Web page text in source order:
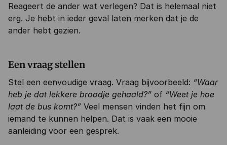
Reageert de ander wat verlegen? Dat is helemaal niet
erg. Je hebt in ieder geval laten merken dat je de
ander hebt gezien.
Een vraag stellen
Stel een eenvoudige vraag. Vraag bijvoorbeeld: “Waar
heb je dat lekkere broodje gehaald?” of “Weet je hoe
laat de bus komt?” Veel mensen vinden het fijn om
iemand te kunnen helpen. Dat is vaak een mooie
aanleiding voor een gesprek.